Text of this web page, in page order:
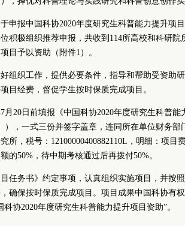
申报中国科协2020年度研究生科普能力提升项
积极组织推荐申报，共收到114所高校和科研院
目予以资助（附件1）。
组织工作，提供必要条件，指导和帮助受资助
目经费，督促学生按时保质完成项目。
月20日前填报《中国科协2020年度研究生科普
），一式三份并签字盖章，连同所在单位财务部
所，税号：12100000400882110L，明细：项目
的50%，待中期考核通过后再拨付50%。
任务书》约定事项，认真组织实施项目，并按
确保按时保质完成项目。项目成果中国科协有权
协2020年度研究生科普能力提升项目资助”。